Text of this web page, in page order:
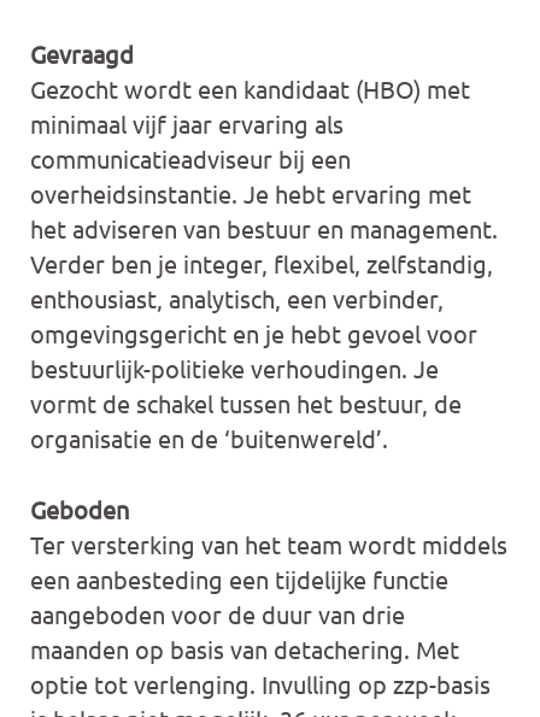
Gevraagd
Gezocht wordt een kandidaat (HBO) met
minimaal vijf jaar ervaring als
communicatieadviseur bij een
overheidsinstantie. Je hebt ervaring met
het adviseren van bestuur en management.
Verder ben je integer, flexibel, zelfstandig,
enthousiast, analytisch, een verbinder,
omgevingsgericht en je hebt gevoel voor
bestuurlijk-politieke verhoudingen. Je
vormt de schakel tussen het bestuur, de
organisatie en de ‘buitenwereld’.
Geboden
Ter versterking van het team wordt middels
een aanbesteding een tijdelijke functie
aangeboden voor de duur van drie
maanden op basis van detachering. Met
optie tot verlenging. Invulling op zzp-basis